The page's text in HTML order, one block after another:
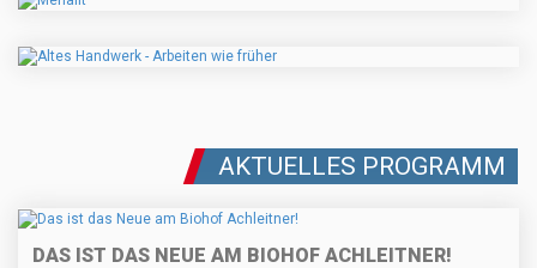
AKTUELLES PROGRAMM
DAS IST DAS NEUE AM BIOHOF ACHLEITNER!